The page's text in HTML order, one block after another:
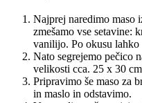
Najprej naredimo maso
zmešamo vse setavine:
vanilijo. Po okusu lahko
Nato segrejemo pečico
velikosti cca. 25 x 30
Pripravimo še maso za
in maslo in odstavimo.